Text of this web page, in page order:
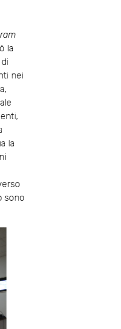
la
nei
la
sono